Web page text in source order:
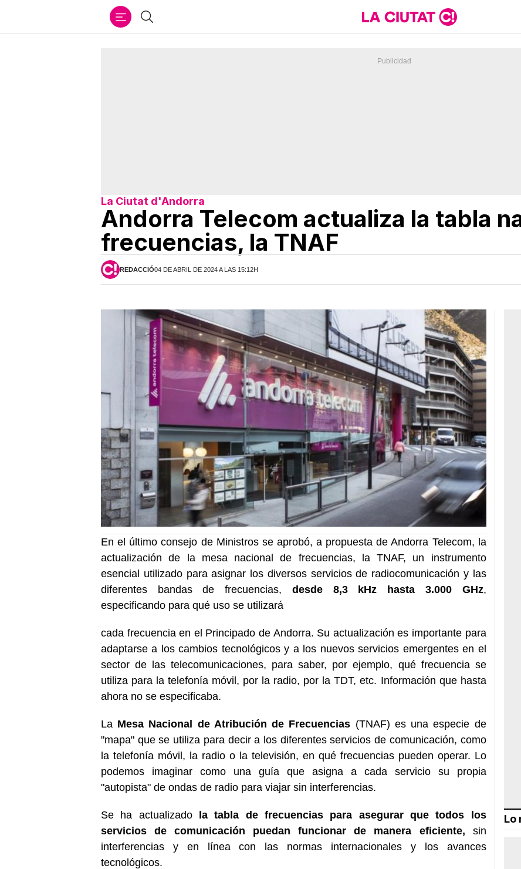
Buscar
La Ciutat d'Andorra
Andorra Telecom actualiza la tabla
frecuencias, la TNAF
REDACCIÓ04 DE ABRIL DE 2024 A LAS 15:12H
En el último consejo de Ministros se aprobó, a propuesta de Andorra Telecom, la
actualización de la mesa nacional de frecuencias, la TNAF, un instrumento
esencial utilizado para asignar los diversos servicios de radiocomunicación y las
diferentes bandas de frecuencias, desde 8,3 kHz hasta 3.000 GHz,
especificando para qué uso se utilizará
cada frecuencia en el Principado de Andorra. Su actualización es importante para
adaptarse a los cambios tecnológicos y a los nuevos servicios emergentes en el
sector de las telecomunicaciones, para saber, por ejemplo, qué frecuencia se
utiliza para la telefonía móvil, por la radio, por la TDT, etc. Información que hasta
ahora no se especificaba.
La Mesa Nacional de Atribución de Frecuencias (TNAF) es una especie de
"mapa" que se utiliza para decir a los diferentes servicios de comunicación, como
la telefonía móvil, la radio o la televisión, en qué frecuencias pueden operar. Lo
podemos imaginar como una guía que asigna a cada servicio su propia
"autopista" de ondas de radio para viajar sin interferencias.
Se ha actualizado la tabla de frecuencias para asegurar que todos los
servicios de comunicación puedan funcionar de manera eficiente, sin
interferencias y en línea con las normas internacionales y los avances
tecnológicos.
Lo